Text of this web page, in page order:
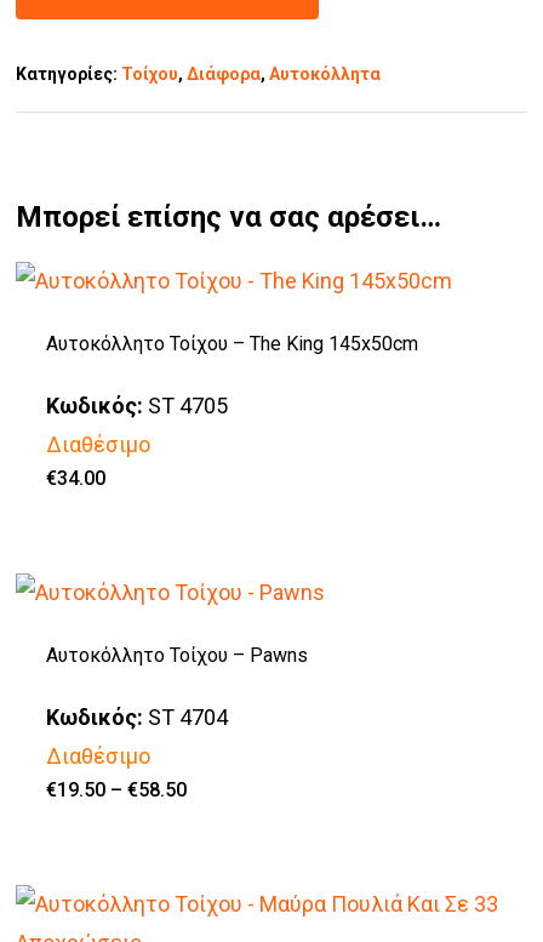
Κατηγορίες: Τοίχου,Διάφορα,Αυτοκόλλητα
Μπορεί επίσης να σας αρέσει…
Αυτοκόλλητο Τοίχου – The King 145x50cm
Κωδικός: ST 4705
Διαθέσιμο
€34.00
Αυτοκόλλητο Τοίχου – Pawns
Κωδικός: ST 4704
Διαθέσιμο
€19.50 – €58.50Price
Αυτό
έχει